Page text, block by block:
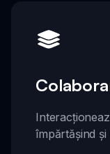
împărtășind